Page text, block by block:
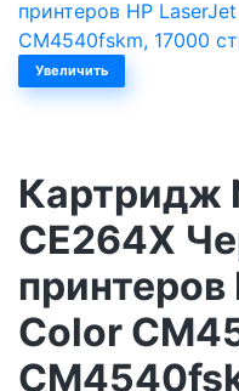
Увеличить
Картридж
CE264X
принтеров
Color